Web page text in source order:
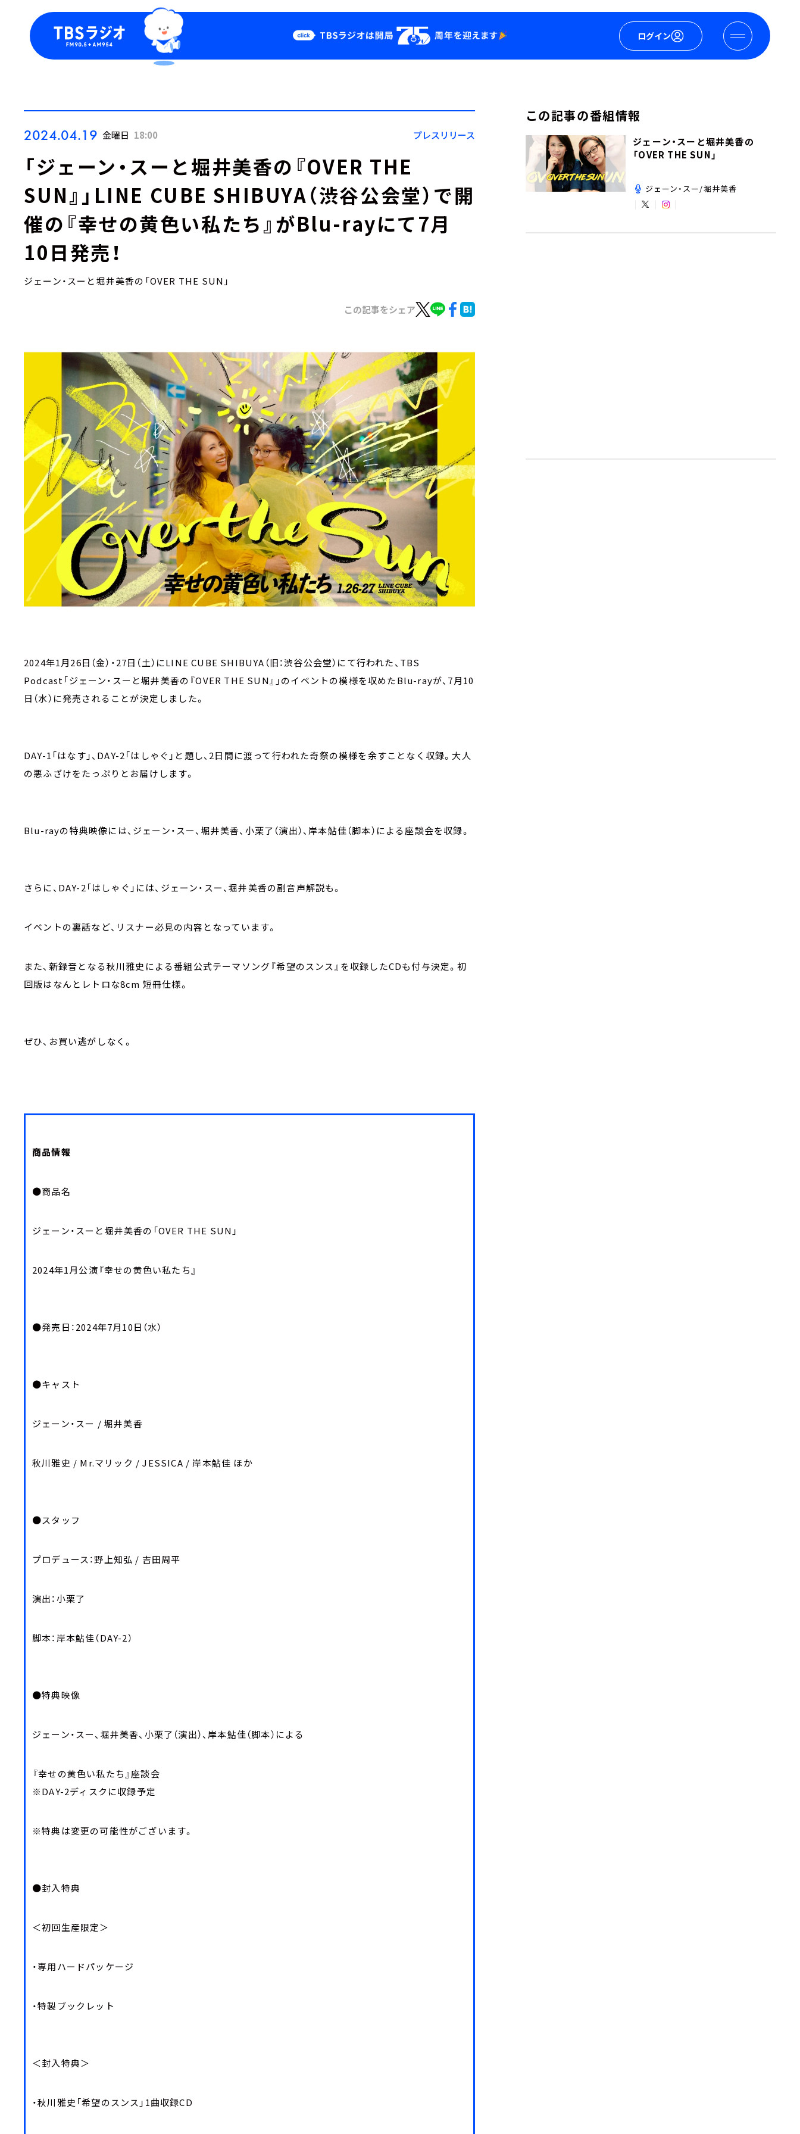
ログイン
Podcast
YouTube
会社情報
2024.04.19 金曜日 18:00 プレスリリース
「ジェーン・スーと堀井美香の『OVER THE
SUN』」LINE CUBE SHIBUYA（渋谷公会堂）で開
催の『幸せの黄色い私たち』がBlu-rayにて7月
10日発売！
ジェーン・スーと堀井美香の「OVER THE SUN」
この記事をシェア
2024年1月26日（金）・27日（土）にLINE CUBE SHIBUYA（旧：渋谷公会堂）にて行われた、TBS
Podcast「ジェーン・スーと堀井美香の『OVER THE SUN』」のイベントの模様を収めたBlu-rayが、7月10
日（水）に発売されることが決定しました。
DAY-1「はなす」、DAY-2「はしゃぐ」と題し、2日間に渡って行われた奇祭の模様を余すことなく収録。大人
の悪ふざけをたっぷりとお届けします。
Blu-rayの特典映像には、ジェーン・スー、堀井美香、小栗了（演出）、岸本鮎佳（脚本）による座談会を収録。
さらに、DAY-2「はしゃぐ」には、ジェーン・スー、堀井美香の副音声解説も。
イベントの裏話など、リスナー必見の内容となっています。
また、新録音となる秋川雅史による番組公式テーマソング『希望のスンス』を収録したCDも付与決定。初
回版はなんとレトロな8cm 短冊仕様。
ぜひ、お買い逃がしなく。
商品情報
●商品名
ジェーン・スーと堀井美香の「OVER THE SUN」
2024年1月公演『幸せの黄色い私たち』
●発売日：2024年7月10日（水）
●キャスト
ジェーン・スー / 堀井美香
秋川雅史 / Mr.マリック / JESSICA / 岸本鮎佳 ほか
●スタッフ
プロデュース：野上知弘 / 吉田周平
演出：小栗了
脚本：岸本鮎佳（DAY-2）
●特典映像
ジェーン・スー、堀井美香、小栗了（演出）、岸本鮎佳（脚本）による
『幸せの黄色い私たち』座談会
※DAY-2ディスクに収録予定
※特典は変更の可能性がございます。
●封入特典
＜初回生産限定＞
・専用ハードパッケージ
・特製ブックレット
＜封入特典＞
・秋川雅史「希望のスンス」1曲収録CD
この記事の番組情報
ジェーン・スーと堀井美香の
「OVER THE SUN」
ジェーン・スー/堀井美香